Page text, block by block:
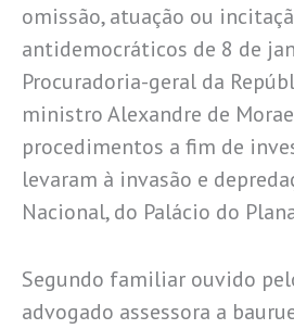
omissão, atuação ou
antidemocráticos de 8 de
Procuradoria-geral da
ministro Alexandre de
procedimentos a fim de
levaram à invasão e
Nacional, do Palácio do
Segundo familiar ouvido
advogado assessora a